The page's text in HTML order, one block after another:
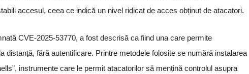
accesul, ceea ce indică un nivel ridicat de acces obținut de atacatori.
CVE-2025-53770, a fost descrisă ca fiind una care permite
distanță, fără autentificare. Printre metodele folosite se numără instalarea
instrumente care le permit atacatorilor să mențină controlul asupra